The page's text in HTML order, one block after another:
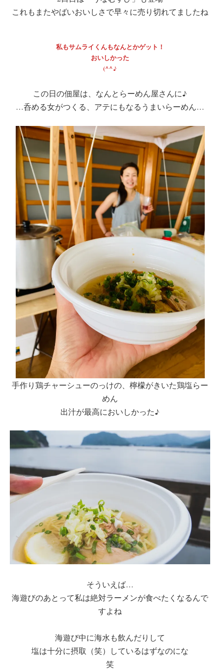
これもまたやばいおいしさで早々に売り切れてましたね
私もサムライくんもなんとかゲット！
おいしかった
(^^♪
この日の佃屋は、なんとらーめん屋さんに♪
…呑める女がつくる、アテにもなるうまいらーめん…
手作り鶏チャーシューのっけの、檸檬がきいた鶏塩らー
めん
出汁が最高においしかった♪
そういえば…
海遊びのあとって私は絶対ラーメンが食べたくなるんで
すよね
海遊び中に海水も飲んだりして
塩は十分に摂取（笑）しているはずなのにな
笑